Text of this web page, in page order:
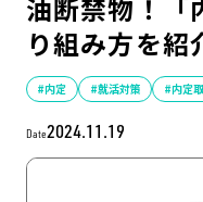
インタツア
インタツアーを使
社会人イン
社会人になった今
学生就活ブ
学生ライターが教
油断禁物！「
り組み方を紹
#内定 #就活対策 #内定
Date2024.11.19